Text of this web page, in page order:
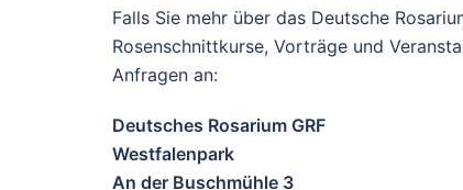
Falls Sie mehr über das Deutsche
Rosenschnittkurse, Vorträge und
Anfragen an:
Deutsches Rosarium GRF
Westfalenpark
An der Buschmühle 3